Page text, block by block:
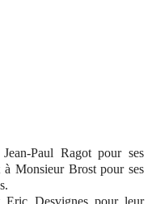
Paul Ragot pour ses
à Monsieur Brost pour ses
Eric Desvignes pour leur